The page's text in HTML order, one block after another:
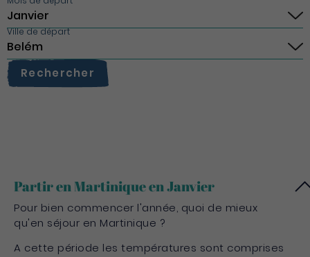
Ville de départ
Rechercher
Partir en Martinique en Janvier
Pour bien commencer l'année, quoi de mieux
qu'en séjour en Martinique ?
A cette période les températures sont comprises